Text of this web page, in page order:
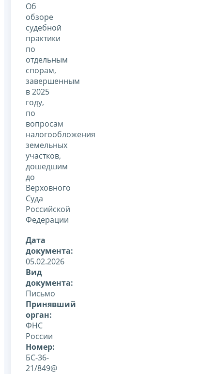
Об
обзоре
судебной
практики
по
отдельным
спорам,
завершенным
в 2025
году,
по
вопросам
налогообложения
земельных
участков,
дошедшим
до
Верховного
Суда
Российской
Федерации
Дата
документа:
05.02.2026
Вид
документа:
Письмо
Принявший
орган:
ФНС
России
Номер:
БС-36-
21/849@